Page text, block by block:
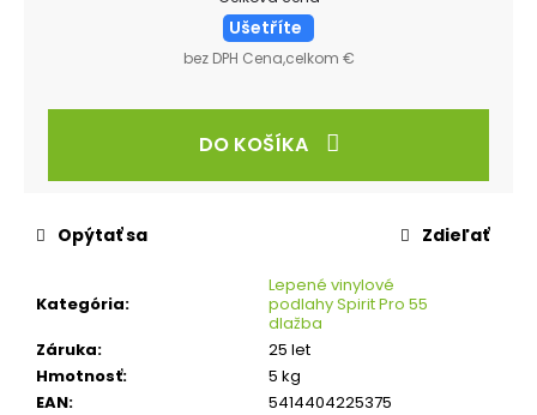
Ušetříte
bez DPH Cena,celkom €
DO KOŠÍKA
Kategória:
Lepené vinylové
podlahy Spirit Pro 55
dlažba
Záruka:
25 let
Hmotnosť:
5 kg
EAN:
5414404225375
Opýtať sa Zdieľať